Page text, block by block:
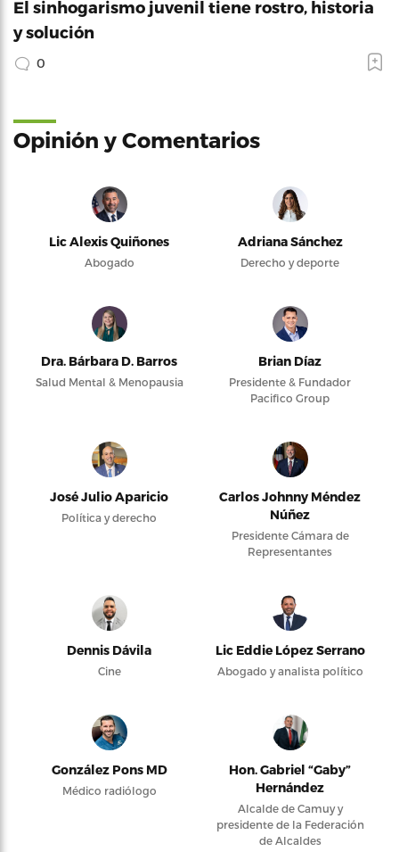
El sinhogarismo juvenil tiene rostro, historia
y solución
0
Opinión y Comentarios
Lic Alexis Quiñones
Abogado
Adriana Sánchez
Derecho y deporte
Dra. Bárbara D. Barros
Salud Mental & Menopausia
Brian Díaz
Presidente & Fundador
Pacifico Group
José Julio Aparicio
Política y derecho
Carlos Johnny Méndez
Núñez
Presidente Cámara de
Representantes
Dennis Dávila
Cine
Lic Eddie López Serrano
Abogado y analista político
González Pons MD
Médico radiólogo
Hon. Gabriel “Gaby”
Hernández
Alcalde de Camuy y
presidente de la Federación
de Alcaldes